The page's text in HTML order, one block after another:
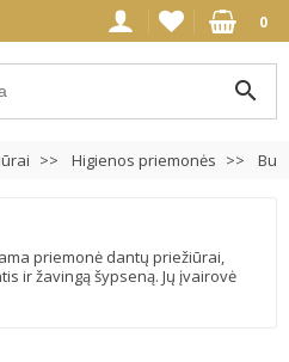
0
search
Higienos priemonės
priemonė dantų priežiūrai,
ir žavingą šypseną. Jų įvairovė
visoms amžiaus grupėms, nuo